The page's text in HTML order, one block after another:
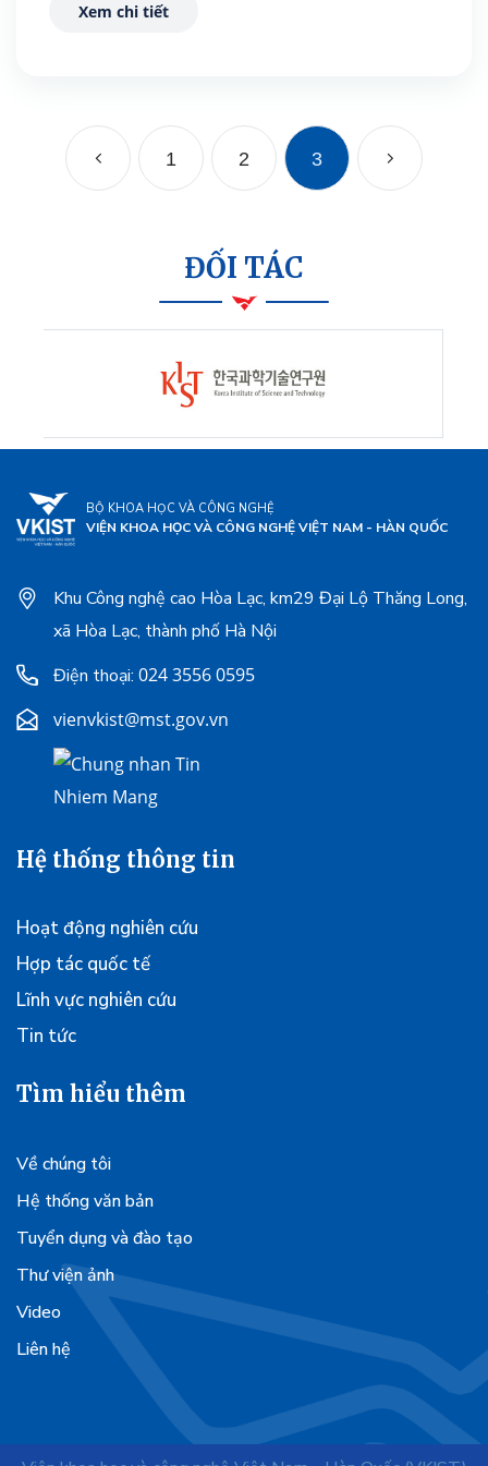
Xem chi tiết
1 2 3
ĐỐI TÁC
BỘ KHOA HỌC VÀ CÔNG NGHỆ
VIỆN KHOA HỌC VÀ CÔNG NGHỆ VIỆT NAM - HÀN QUỐC
Khu Công nghệ cao Hòa Lạc, km29 Đại Lộ Thăng Long,
xã Hòa Lạc, thành phố Hà Nội
Điện thoại: 024 3556 0595
vienvkist@mst.gov.vn
Hệ thống thông tin
Hoạt động nghiên cứu
Hợp tác quốc tế
Lĩnh vực nghiên cứu
Tin tức
Tìm hiểu thêm
Về chúng tôi
Hệ thống văn bản
Tuyển dụng và đào tạo
Thư viện ảnh
Video
Liên hệ